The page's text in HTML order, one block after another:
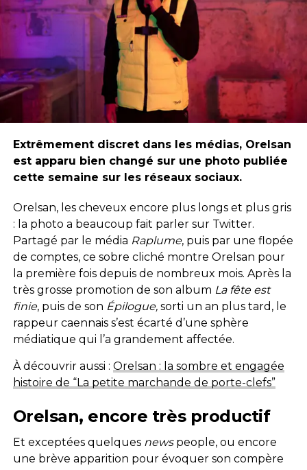
Extrêmement discret dans les médias, Orelsan
est apparu bien changé sur une photo publiée
cette semaine sur les réseaux sociaux.
Orelsan, les cheveux encore plus longs et plus gris
: la photo a beaucoup fait parler sur Twitter.
Partagé par le média Raplume, puis par une flopée
de comptes, ce sobre cliché montre Orelsan pour
la première fois depuis de nombreux mois. Après la
très grosse promotion de son album La fête est
finie, puis de son Épilogue, sorti un an plus tard, le
rappeur caennais s’est écarté d’une sphère
médiatique qui l’a grandement affectée.
À découvrir aussi : Orelsan : la sombre et engagée
histoire de “La petite marchande de porte-clefs”
Orelsan, encore très productif
Et exceptées quelques news people, ou encore
une brève apparition pour évoquer son compère